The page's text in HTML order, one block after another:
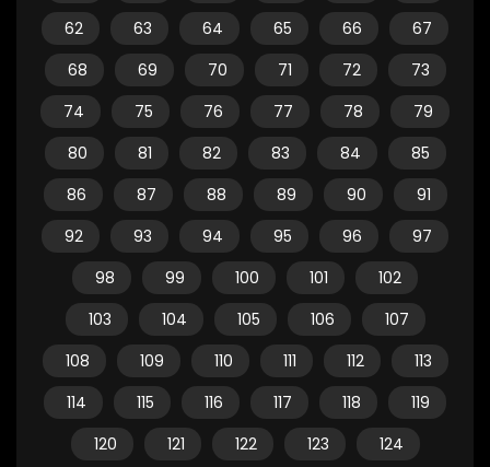
62
63 64 65 66
67
68
69 70 71 72
73
74
75 76 77 78
79
80
81 82 83 84
85
86
87 88 89 90
91
92
93 94 95 96
97
98
99 100 101
102
103
104 105 106
107
108
109 110 111 112
113
114
115 116 117 118
119
120
121 122 123
124